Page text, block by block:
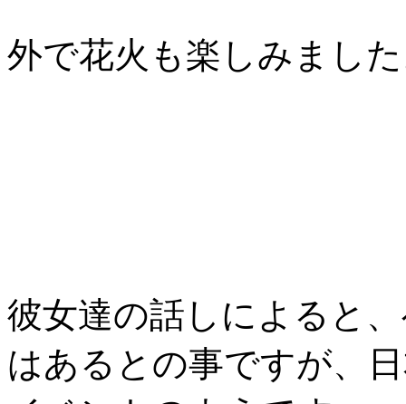
外で花火も楽しみまし
彼女達の話しによると
はあるとの事ですが、